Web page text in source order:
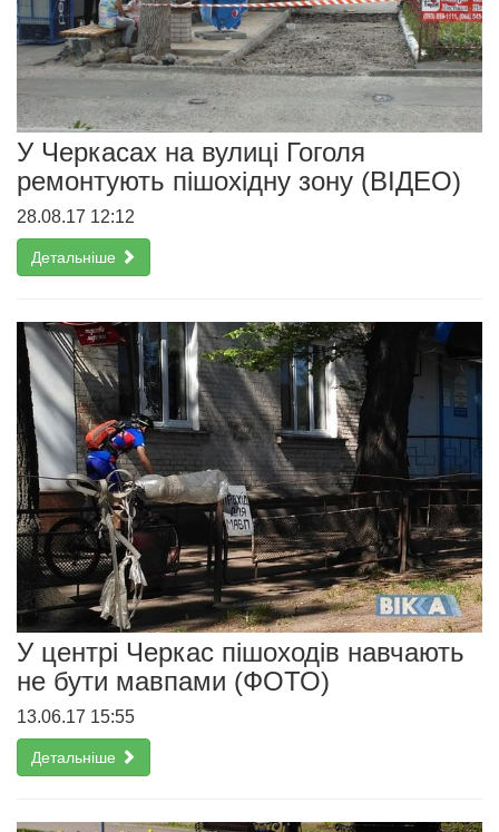
У Черкасах на вулиці Гоголя
ремонтують пішохідну зону (ВІДЕО)
28.08.17 12:12
Детальніше
У центрі Черкас пішоходів навчають
не бути мавпами (ФОТО)
13.06.17 15:55
Детальніше